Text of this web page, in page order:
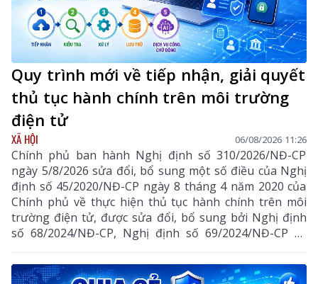
Quy trình mới về tiếp nhận, giải quyết
thủ tục hành chính trên môi trường
điện tử
XÃ HỘI 06/08/2026 11:26
Chính phủ ban hành Nghị định số 310/2026/NĐ-CP
ngày 5/8/2026 sửa đổi, bổ sung một số điều của Nghị
định số 45/2020/NĐ-CP ngày 8 tháng 4 năm 2020 của
Chính phủ về thực hiện thủ tục hành chính trên môi
trường điện tử, được sửa đổi, bổ sung bởi Nghị định
số 68/2024/NĐ-CP, Nghị định số 69/2024/NĐ-CP và
Nghị định số 118/2025/NĐ-CP.